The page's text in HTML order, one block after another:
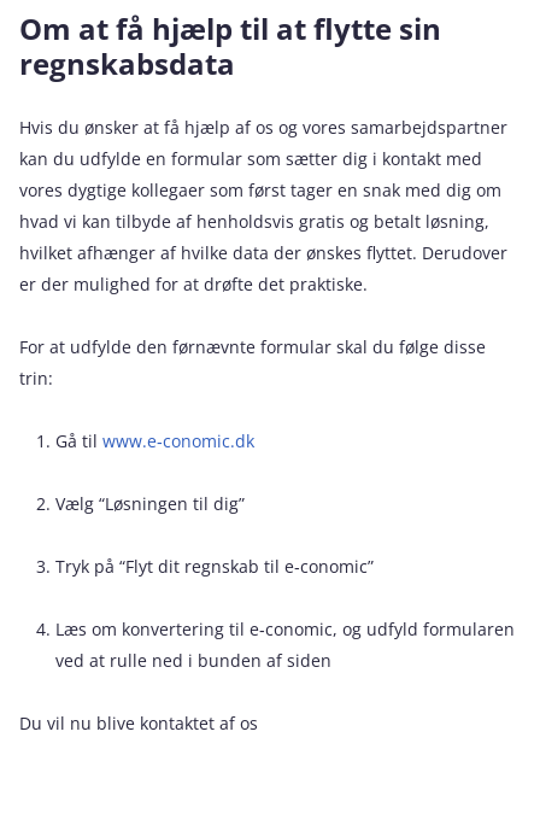
Om at få hjælp til at flytte sin
regnskabsdata
Hvis du ønsker at få hjælp af os og vores samarbejdspartner
kan du udfylde en formular som sætter dig i kontakt med
vores dygtige kollegaer som først tager en snak med dig om
hvad vi kan tilbyde af henholdsvis gratis og betalt løsning,
hvilket afhænger af hvilke data der ønskes flyttet. Derudover
er der mulighed for at drøfte det praktiske.
For at udfylde den førnævnte formular skal du følge disse
trin:
Gå til www.e‑conomic.dk
Vælg “Løsningen til dig”
Tryk på “Flyt dit regnskab til e‑conomic”
Læs om konvertering til e‑conomic, og udfyld formularen
ved at rulle ned i bunden af siden
Du vil nu blive kontaktet af os